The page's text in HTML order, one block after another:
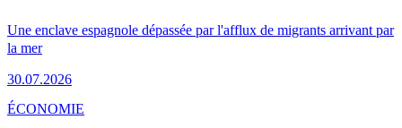
Une enclave espagnole dépassée par l'afflux de migrants arrivant par
la mer
30.07.2026
ÉCONOMIE